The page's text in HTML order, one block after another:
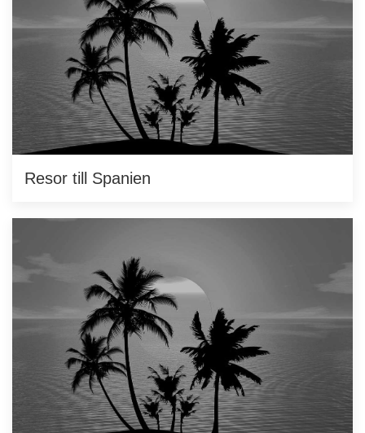
Resor till Spanien